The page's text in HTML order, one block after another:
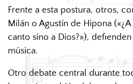
Frente a esta postura, otros,
Milán o Agustín de Hipona
canto sino a Dios?»),
música.
Otro debate central durante